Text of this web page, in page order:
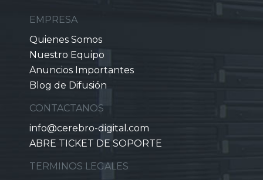
EMPRESA
Quienes Somos
Nuestro Equipo
Anuncios Importantes
Blog de Difusión
CONTACTANOS
info@cerebro-digital.com
ABRE TICKET DE SOPORTE
TERMINOS LEGALES